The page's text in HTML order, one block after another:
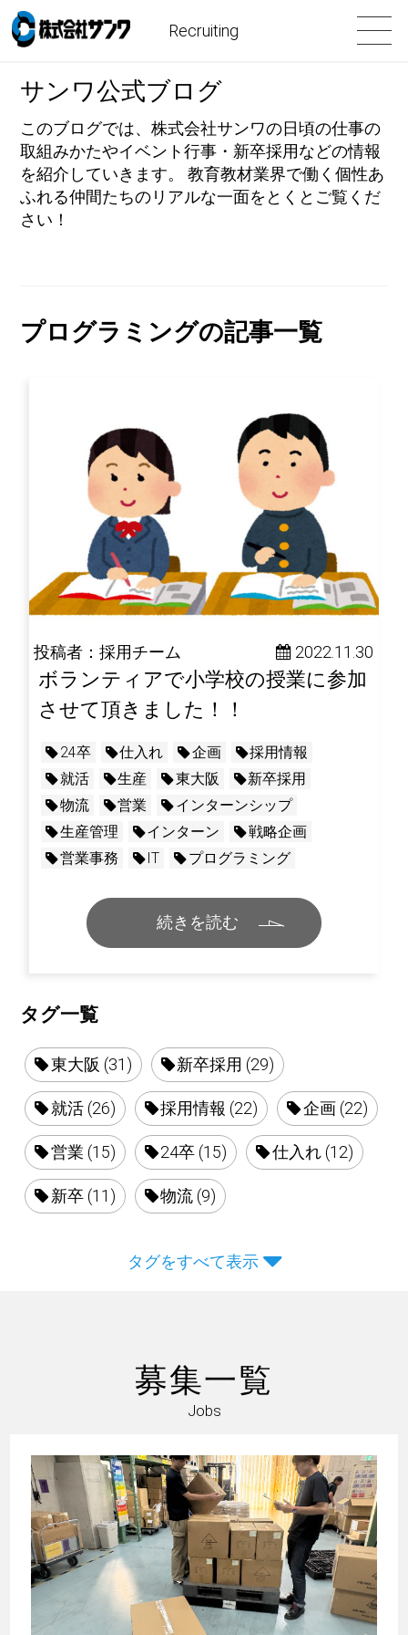
Recruiting
サンワ公式ブログ
このブログでは、株式会社サンワの日頃の仕事の
取組みかたやイベント行事・新卒採用などの情報
を紹介していきます。 教育教材業界で働く個性あ
ふれる仲間たちのリアルな一面をとくとご覧くだ
さい！
プログラミングの記事一覧
投稿者：採用チーム 2022.11.30
ボランティアで小学校の授業に参加
させて頂きました！！
24卒 仕入れ 企画
採用情報
就活
生産 東大阪
新卒採用
物流
営業
インターンシップ
生産管理
インターン
戦略企画
営業事務
IT プログラミング
続きを読む
タグ一覧
東大阪 (31) 新卒採用 (29)
就活 (26) 採用情報 (22) 企画 (22)
営業 (15) 24卒 (15) 仕入れ (12)
新卒 (11) 物流 (9)
タグをすべて表示
募集一覧
Jobs